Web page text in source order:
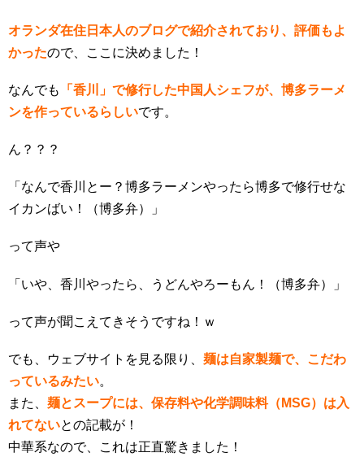
オランダ在住日本人のブログで紹介されており、評価もよ
かったので、ここに決めました！
なんでも
「香川」で修行した中国人シェフが、博多ラーメ
ンを作っているらしいです。
ん？？？
「なんで香川とー？博多ラーメンやったら博多で修行せな
イカンばい！（博多弁）」
って声や
「いや、香川やったら、うどんやろーもん！（博多弁）」
って声が聞こえてきそうですね！ｗ
でも、ウェブサイトを見る限り、 麺は自家製麺で、こだわ
っているみたい。
また、 麺とスープには、保存料や化学調味料（MSG）は入
れてないとの記載が！
中華系なので、これは正直驚きました！